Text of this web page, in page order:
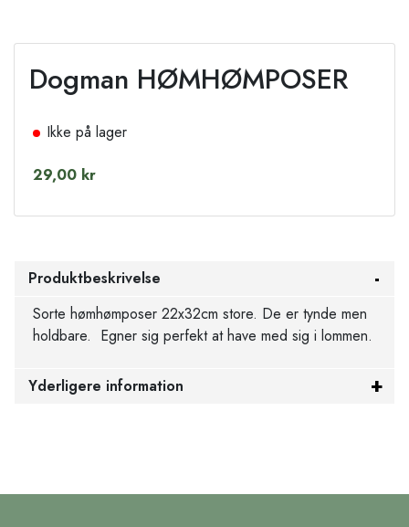
Dogman HØMHØMPOSER
Ikke på lager
29,00 kr
Produktbeskrivelse
Sorte hømhømposer 22x32cm store. De er tynde men
holdbare. Egner sig perfekt at have med sig i lommen.
Yderligere information